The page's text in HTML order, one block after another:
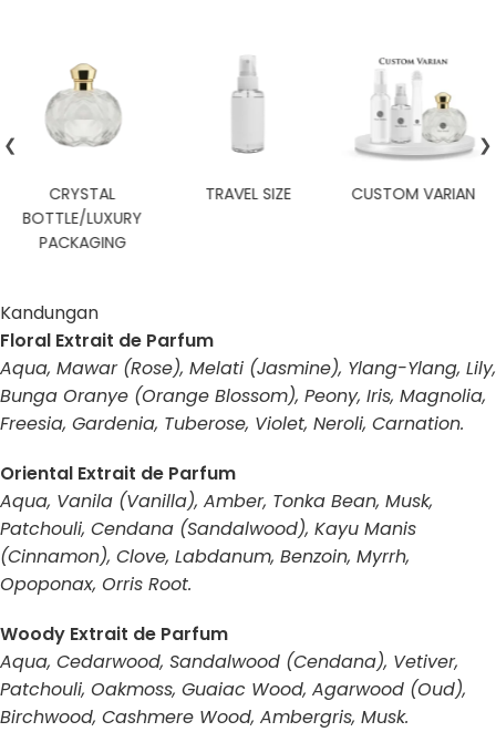
CRYSTAL
BOTTLE/LUXURY
PACKAGING
TRAVEL SIZE CUSTOM VARIAN
❮ ❯
Kandungan
Floral Extrait de Parfum
Aqua, Mawar (Rose), Melati (Jasmine), Ylang-Ylang, Lily,
Bunga Oranye (Orange Blossom), Peony, Iris, Magnolia,
Freesia, Gardenia, Tuberose, Violet, Neroli, Carnation.
Oriental Extrait de Parfum
Aqua, Vanila (Vanilla), Amber, Tonka Bean, Musk,
Patchouli, Cendana (Sandalwood), Kayu Manis
(Cinnamon), Clove, Labdanum, Benzoin, Myrrh,
Opoponax, Orris Root.
Woody Extrait de Parfum
Aqua, Cedarwood, Sandalwood (Cendana), Vetiver,
Patchouli, Oakmoss, Guaiac Wood, Agarwood (Oud),
Birchwood, Cashmere Wood, Ambergris, Musk.